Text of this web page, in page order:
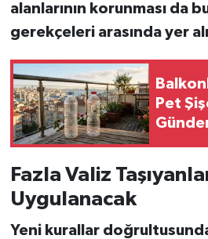
alanlarının korunmasıda
gerekçeleri arasında yer
Pet
Risk
Fazla Valiz
Uygulanacak
Yeni kurallar